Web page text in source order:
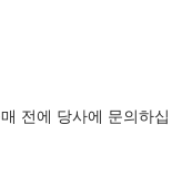
전에 당사에 문의하십